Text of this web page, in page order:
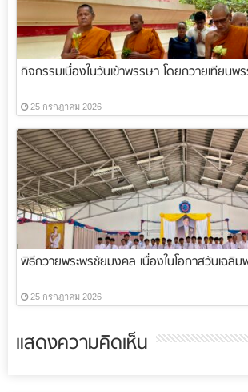
กิจกรรมเนื่องในวันเข้าพรรษา โดยถวายเทียน
25 กรกฎาคม 2026
พิธีถวายพระพรชัยมงคล เนื่องในโอกาสวันเฉลิ
25 กรกฎาคม 2026
แสดงความคิดเห็น